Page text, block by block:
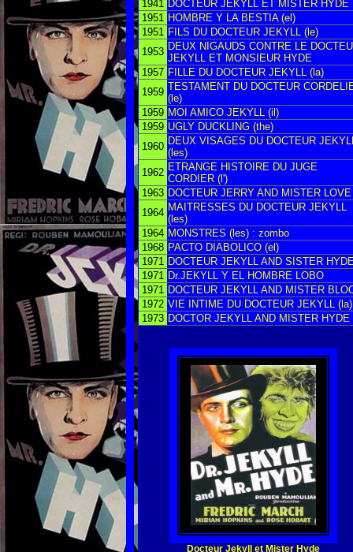
1941 DOCTEUR JEKYLL ET MISTER HYDE
1951 HOMBRE Y LA BESTIA (el)
1951 FILS DU DOCTEUR JEKYLL (le)
1953 DEUX NIGAUDS CONTRE LE
JEKYLL ET MONSIEUR HYDE
1957 FILLE DU DOCTEUR JEKYLL (la)
1959 TESTAMENT DU DOCTEUR
(le)
1959 MOI AMICO JEKYLL (il)
1959 UGLY DUCKLING (the)
1960 DEUX VISAGES DU DOCTEUR
(les)
1962 ETRANGE HISTOIRE DU JUGE
CORDIER (l')
1963 DOCTEUR JERRY AND MISTER LOVE
1964 MAITRESSES DU DOCTEUR JEKYLL
(les)
1964 MONSTRES (les) : zombo
1968 PACTO DIABOLICO (el)
1971 DOCTEUR JEKYLL AND SISTER
1971 Dr.JEKYLL Y EL HOMBRE LOBO
1971 DOCTEUR JEKYLL AND MISTER
1972 VIE INTIME DU DOCTEUR JEKYLL (la)
1973 DOCTOR JEKYLL AND MISTER HYDE
Docteur Jekyll et Mister Hyde